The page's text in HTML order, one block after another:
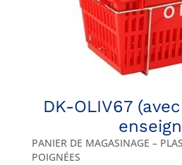
DK-OLIV67
PANIER DE MAGASINAGE –
POIGNÉES